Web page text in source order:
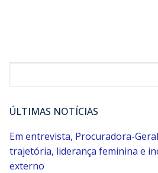
ÚLTIMAS NOTÍCIAS
Em entrevista, Procuradora-
trajetória, liderança feminina e
externo